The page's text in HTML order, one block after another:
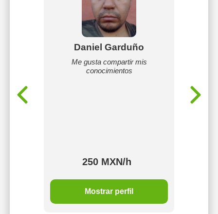
interés
Daniel Garduño
Me gusta compartir mis
conocimientos
250 MXN/h
Mostrar perfil